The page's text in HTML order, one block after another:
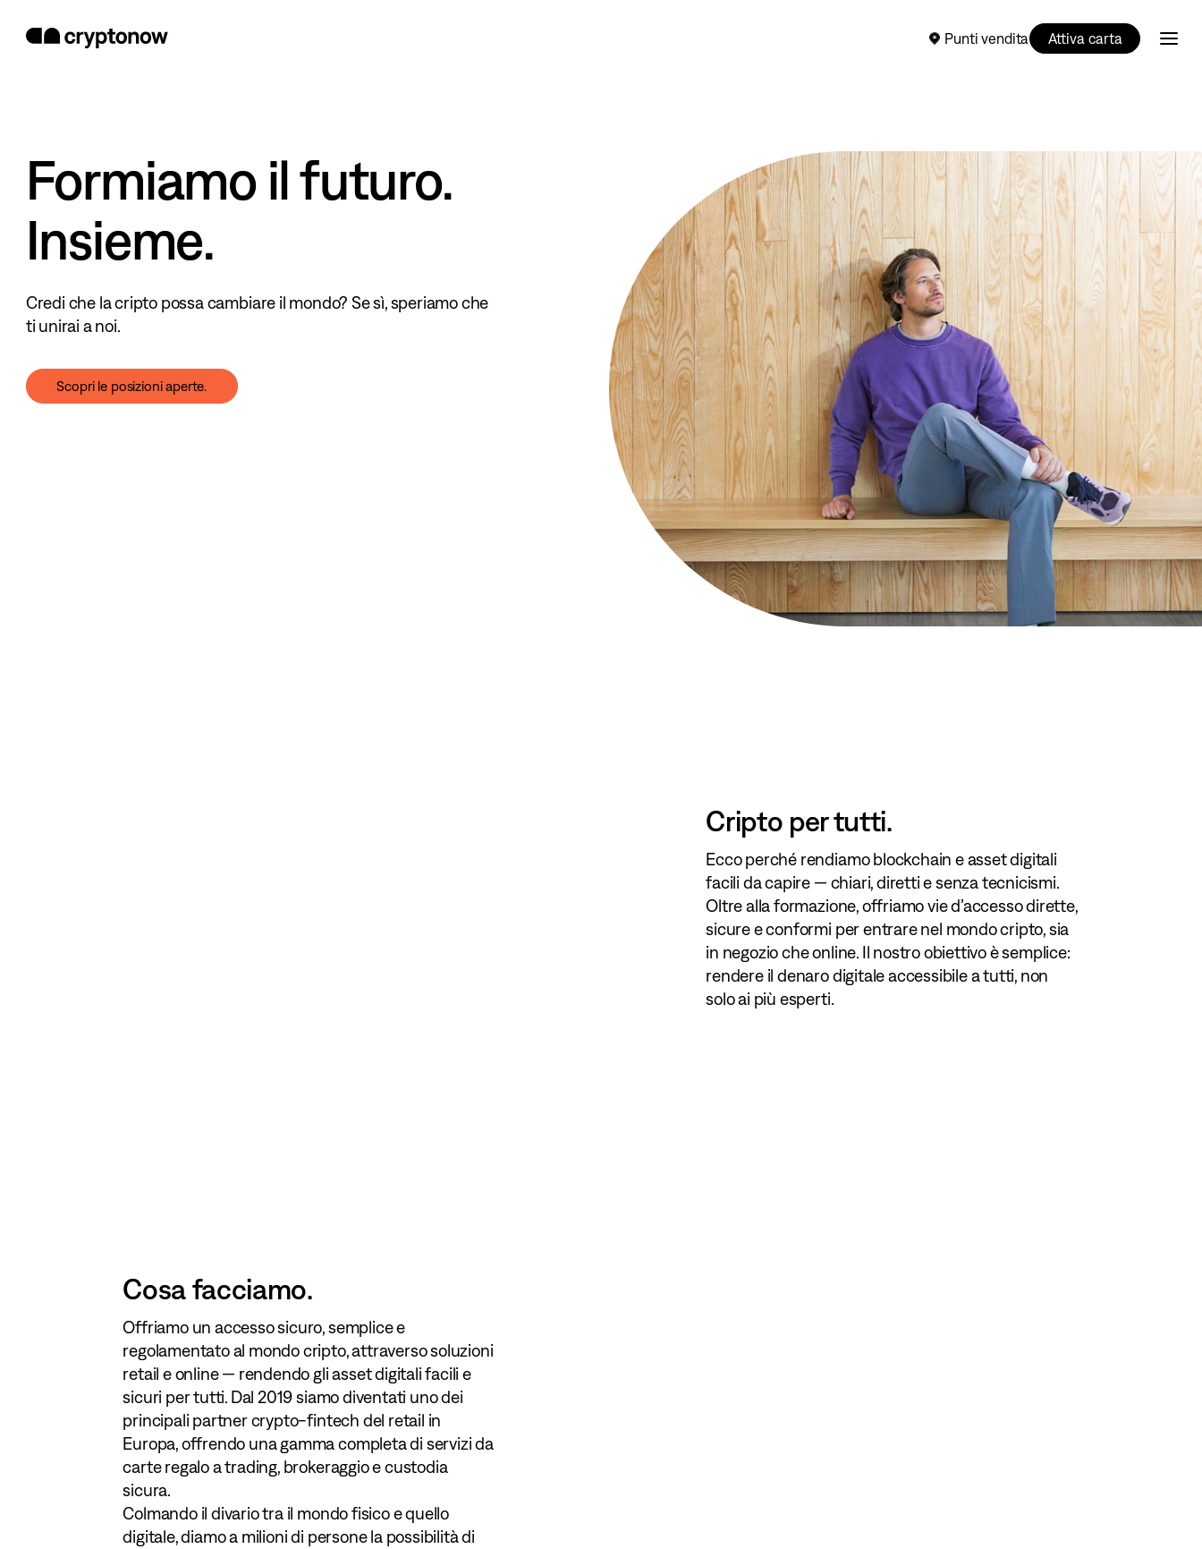
Punti vendita Attiva carta
Formiamo il futuro.
Insieme.
Credi che la cripto possa cambiare il mondo? Se sì, speriamo che
ti unirai a noi.
Scopri le posizioni aperte.
Cripto per tutti.
Ecco perché rendiamo blockchain e asset digitali
facili da capire — chiari, diretti e senza tecnicismi.
Oltre alla formazione, offriamo vie d’accesso dirette,
sicure e conformi per entrare nel mondo cripto, sia
in negozio che online. Il nostro obiettivo è semplice:
rendere il denaro digitale accessibile a tutti, non
solo ai più esperti.
Cosa facciamo.
Offriamo un accesso sicuro, semplice e
regolamentato al mondo cripto, attraverso soluzioni
retail e online — rendendo gli asset digitali facili e
sicuri per tutti. Dal 2019 siamo diventati uno dei
principali partner crypto-fintech del retail in
Europa, offrendo una gamma completa di servizi da
carte regalo a trading, brokeraggio e custodia
sicura.
Colmando il divario tra il mondo fisico e quello
digitale, diamo a milioni di persone la possibilità di